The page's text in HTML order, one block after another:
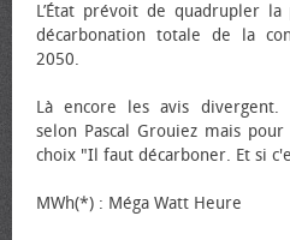
L’État prévoit de quadrupler
décarbonation totale de la
2050.
Là encore les avis divergent.
selon Pascal Grouiez mais
choix "Il faut décarboner. Et si
MWh(*) : Méga Watt Heure